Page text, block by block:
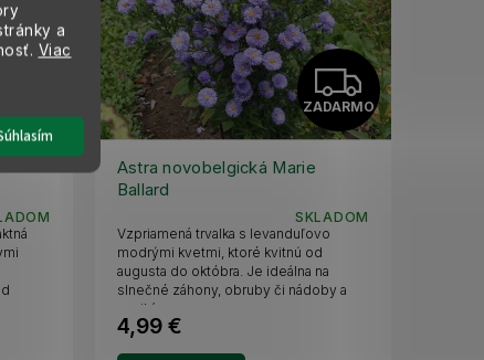
a
Viac
A
D
A
Z
A
A
ZADARMO
Astra novobelgická Marie
Ballard
SKLADOM
4,99 €
Vzpriamená trvalka s levanduľovo
modrými kvetmi, ktoré kvitnú od
augusta do októbra. Je ideálna na
slnečné záhony, obruby či nádoby a
vyniká...